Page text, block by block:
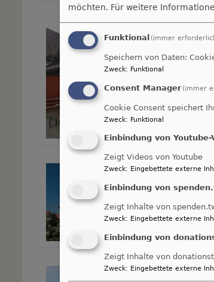
Sa,
So,
Pfr./in
So,
möchten. Für weitere
Funktional (immer
Speichern von Daten:
Zweck: Funktional
Consent Manager (immer
Cookie Consent speichert
Zweck: Funktional
Einbindung von Youtube-
Zeigt Videos von Youtube
Zweck: Eingebettete externe
Einbindung von
Zeigt Inhalte von
Zweck: Eingebettete externe
Einbindung von
Zeigt Inhalte von
Zweck: Eingebettete externe